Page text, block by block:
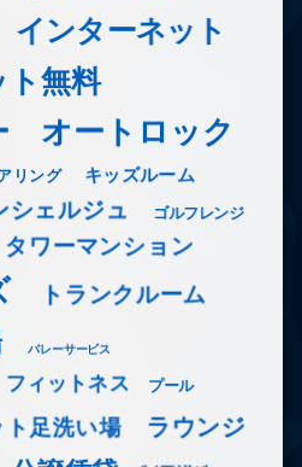
インターネット
ト無料
オートロック
リング キッズルーム
シェルジュ ゴルフレンジ
タワーマンション
トランクルーム
バレーサービス
フィットネス プール
足洗い場 ラウンジ